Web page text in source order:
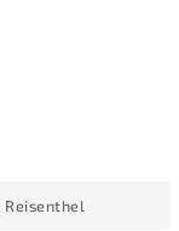
Reisenthel